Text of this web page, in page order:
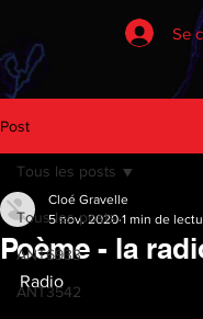
Se
Post
Tous les posts
ANT6933
ANT3542
Tous les posts
Poème - la
Cloé Gravelle
5 nov. 2020 1 min de
Radio